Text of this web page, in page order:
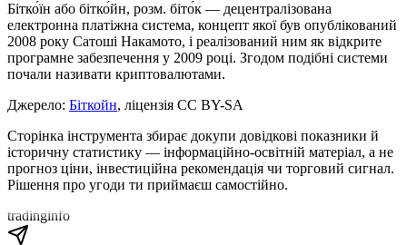
Бітко́їн або бітко́йн, розм. біто́к — децентралізована
електронна платіжна система, концепт якої був опублікований
2008 року Сатоші Накамото, і реалізований ним як відкрите
програмне забезпечення у 2009 році. Згодом подібні системи
почали називати криптовалютами.
Джерело: Біткойн, ліцензія CC BY-SA
Сторінка інструмента збирає докупи довідкові показники й
історичну статистику — інформаційно-освітній матеріал, а не
прогноз ціни, інвестиційна рекомендація чи торговий сигнал.
Рішення про угоди ти приймаєш самостійно.
tradinginfo